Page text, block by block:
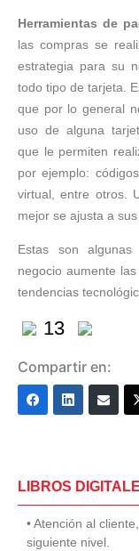
Herramientas de
las compras se
estrategia para su
todo tipo de tarjeta.
que por lo general
uso de alguna
que le permiten
por ejemplo:
virtual, entre otros.
mejor se ajusta a
Estas son
negocio aumente
tendencias
13
Compartir en:
LIBROS
• Atención al
siguiente nivel.